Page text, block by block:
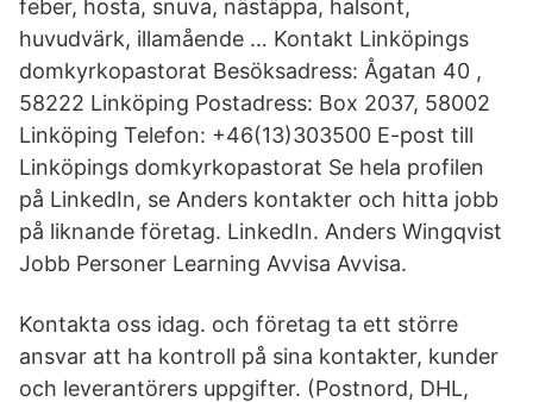
feber, hosta, snuva, nästäppa, halsont,
huvudvärk, illamående … Kontakt Linköpings
domkyrkopastorat Besöksadress: Ågatan 40 ,
58222 Linköping Postadress: Box 2037, 58002
Linköping Telefon: +46(13)303500 E-post till
Linköpings domkyrkopastorat Se hela profilen
på LinkedIn, se Anders kontakter och hitta jobb
på liknande företag. LinkedIn. Anders Wingqvist
Jobb Personer Learning Avvisa Avvisa.
Kontakta oss idag. och företag ta ett större
ansvar att ha kontroll på sina kontakter, kunder
och leverantörers uppgifter. (Postnord, DHL,